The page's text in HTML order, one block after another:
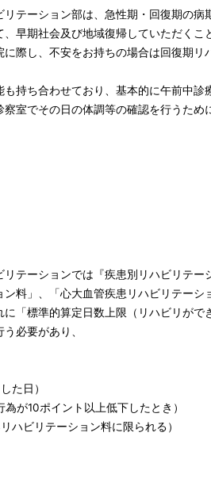
テーション部は、急性期・回復期の病
早期社会及び地域復帰していただく
際し、不安をお持ちの場合は回復期
持ち合わせており、基本的に午前中
室でその日の体調等の確認を行うた
テーションでは『疾患別リハビリテー
料」、「心大血管疾患リハビリテー
「標準的算定日数上限（リハビリが
必要があり、
た日）
が10ポイント以上低下したとき）
ビリテーション料に限られる）